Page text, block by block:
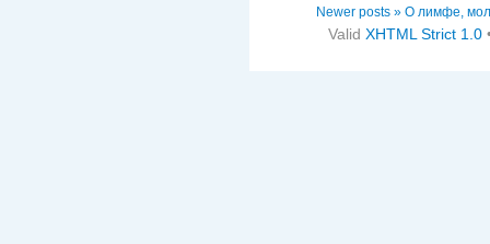
Newer posts » О лимфе,
ValidXHTML Strict 1.0